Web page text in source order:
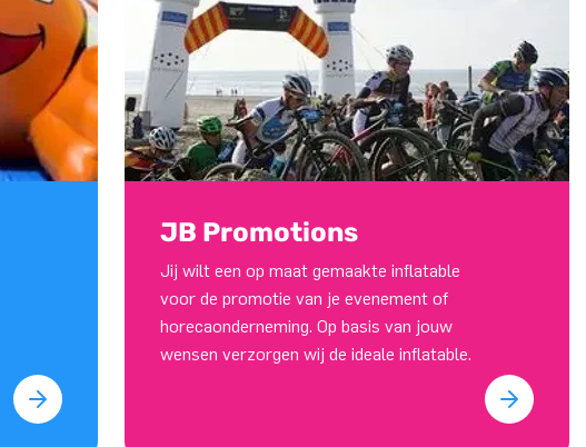
JB Promotions
Jij wilt een op maat gemaakte inflatable
voor de promotie van je evenement of
horecaonderneming. Op basis van jouw
wensen verzorgen wij de ideale inflatable.